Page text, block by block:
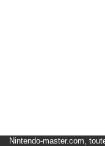
Nintendo-master.com,